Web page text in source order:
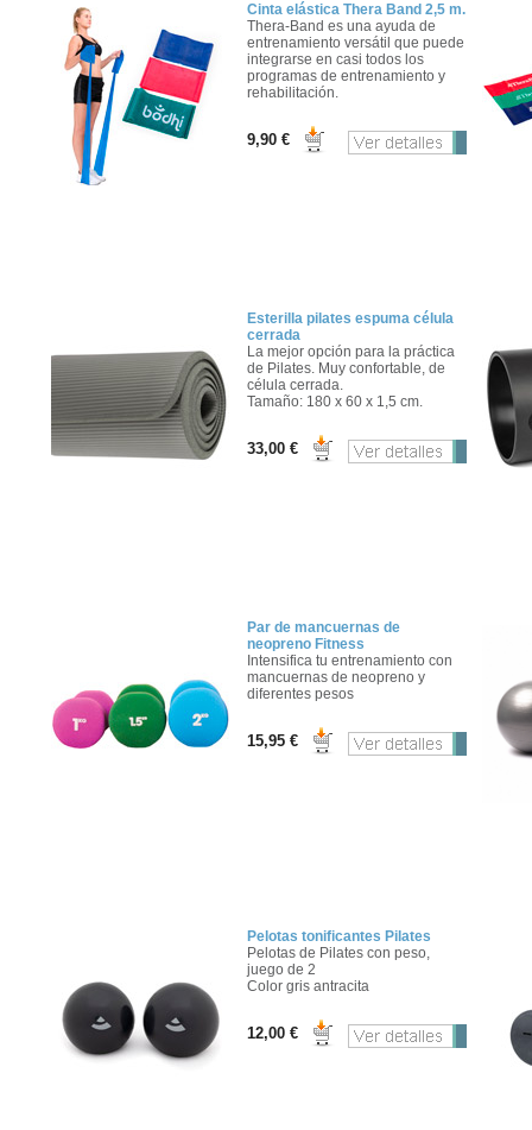
Cinta elástica Thera Band 2,5 m.
Thera-Band es una ayuda de
entrenamiento versátil que puede
integrarse en casi todos los
programas de entrenamiento y
rehabilitación.
9,90 €
Esterilla pilates espuma célula
cerrada
La mejor opción para la práctica
de Pilates. Muy confortable, de
célula cerrada.
Tamaño: 180 x 60 x 1,5 cm.
33,00 €
Par de mancuernas de
neopreno Fitness
Intensifica tu entrenamiento con
mancuernas de neopreno y
diferentes pesos
15,95 €
Pelotas tonificantes Pilates
Pelotas de Pilates con peso,
juego de 2
Color gris antracita
12,00 €